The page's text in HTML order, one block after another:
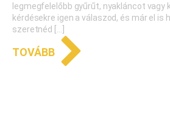
legmegfelelőbb gyűrűt, nyakláncot vagy
kérdésekre igen a válaszod, és már el is
szeretnéd […]
TOVÁBB